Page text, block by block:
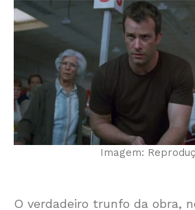
Imagem:
O verdadeiro trunfo da obra,